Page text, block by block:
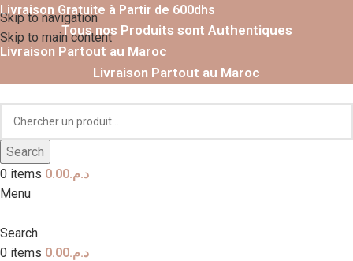
Skip to navigation
Skip to main content
Livraison Gratuite à Partir de 600dhs
Tous nos Produits sont Authentiques
Livraison Partout au Maroc
Livraison Partout au Maroc
Search
0 items د.م.0.00
Menu
Search
0 items د.م.0.00